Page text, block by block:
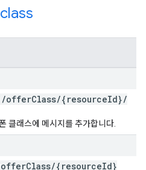
/offerClass/{resourceId}/
클래스에 메시지를 추가합니다.
offerClass/{resourceId}